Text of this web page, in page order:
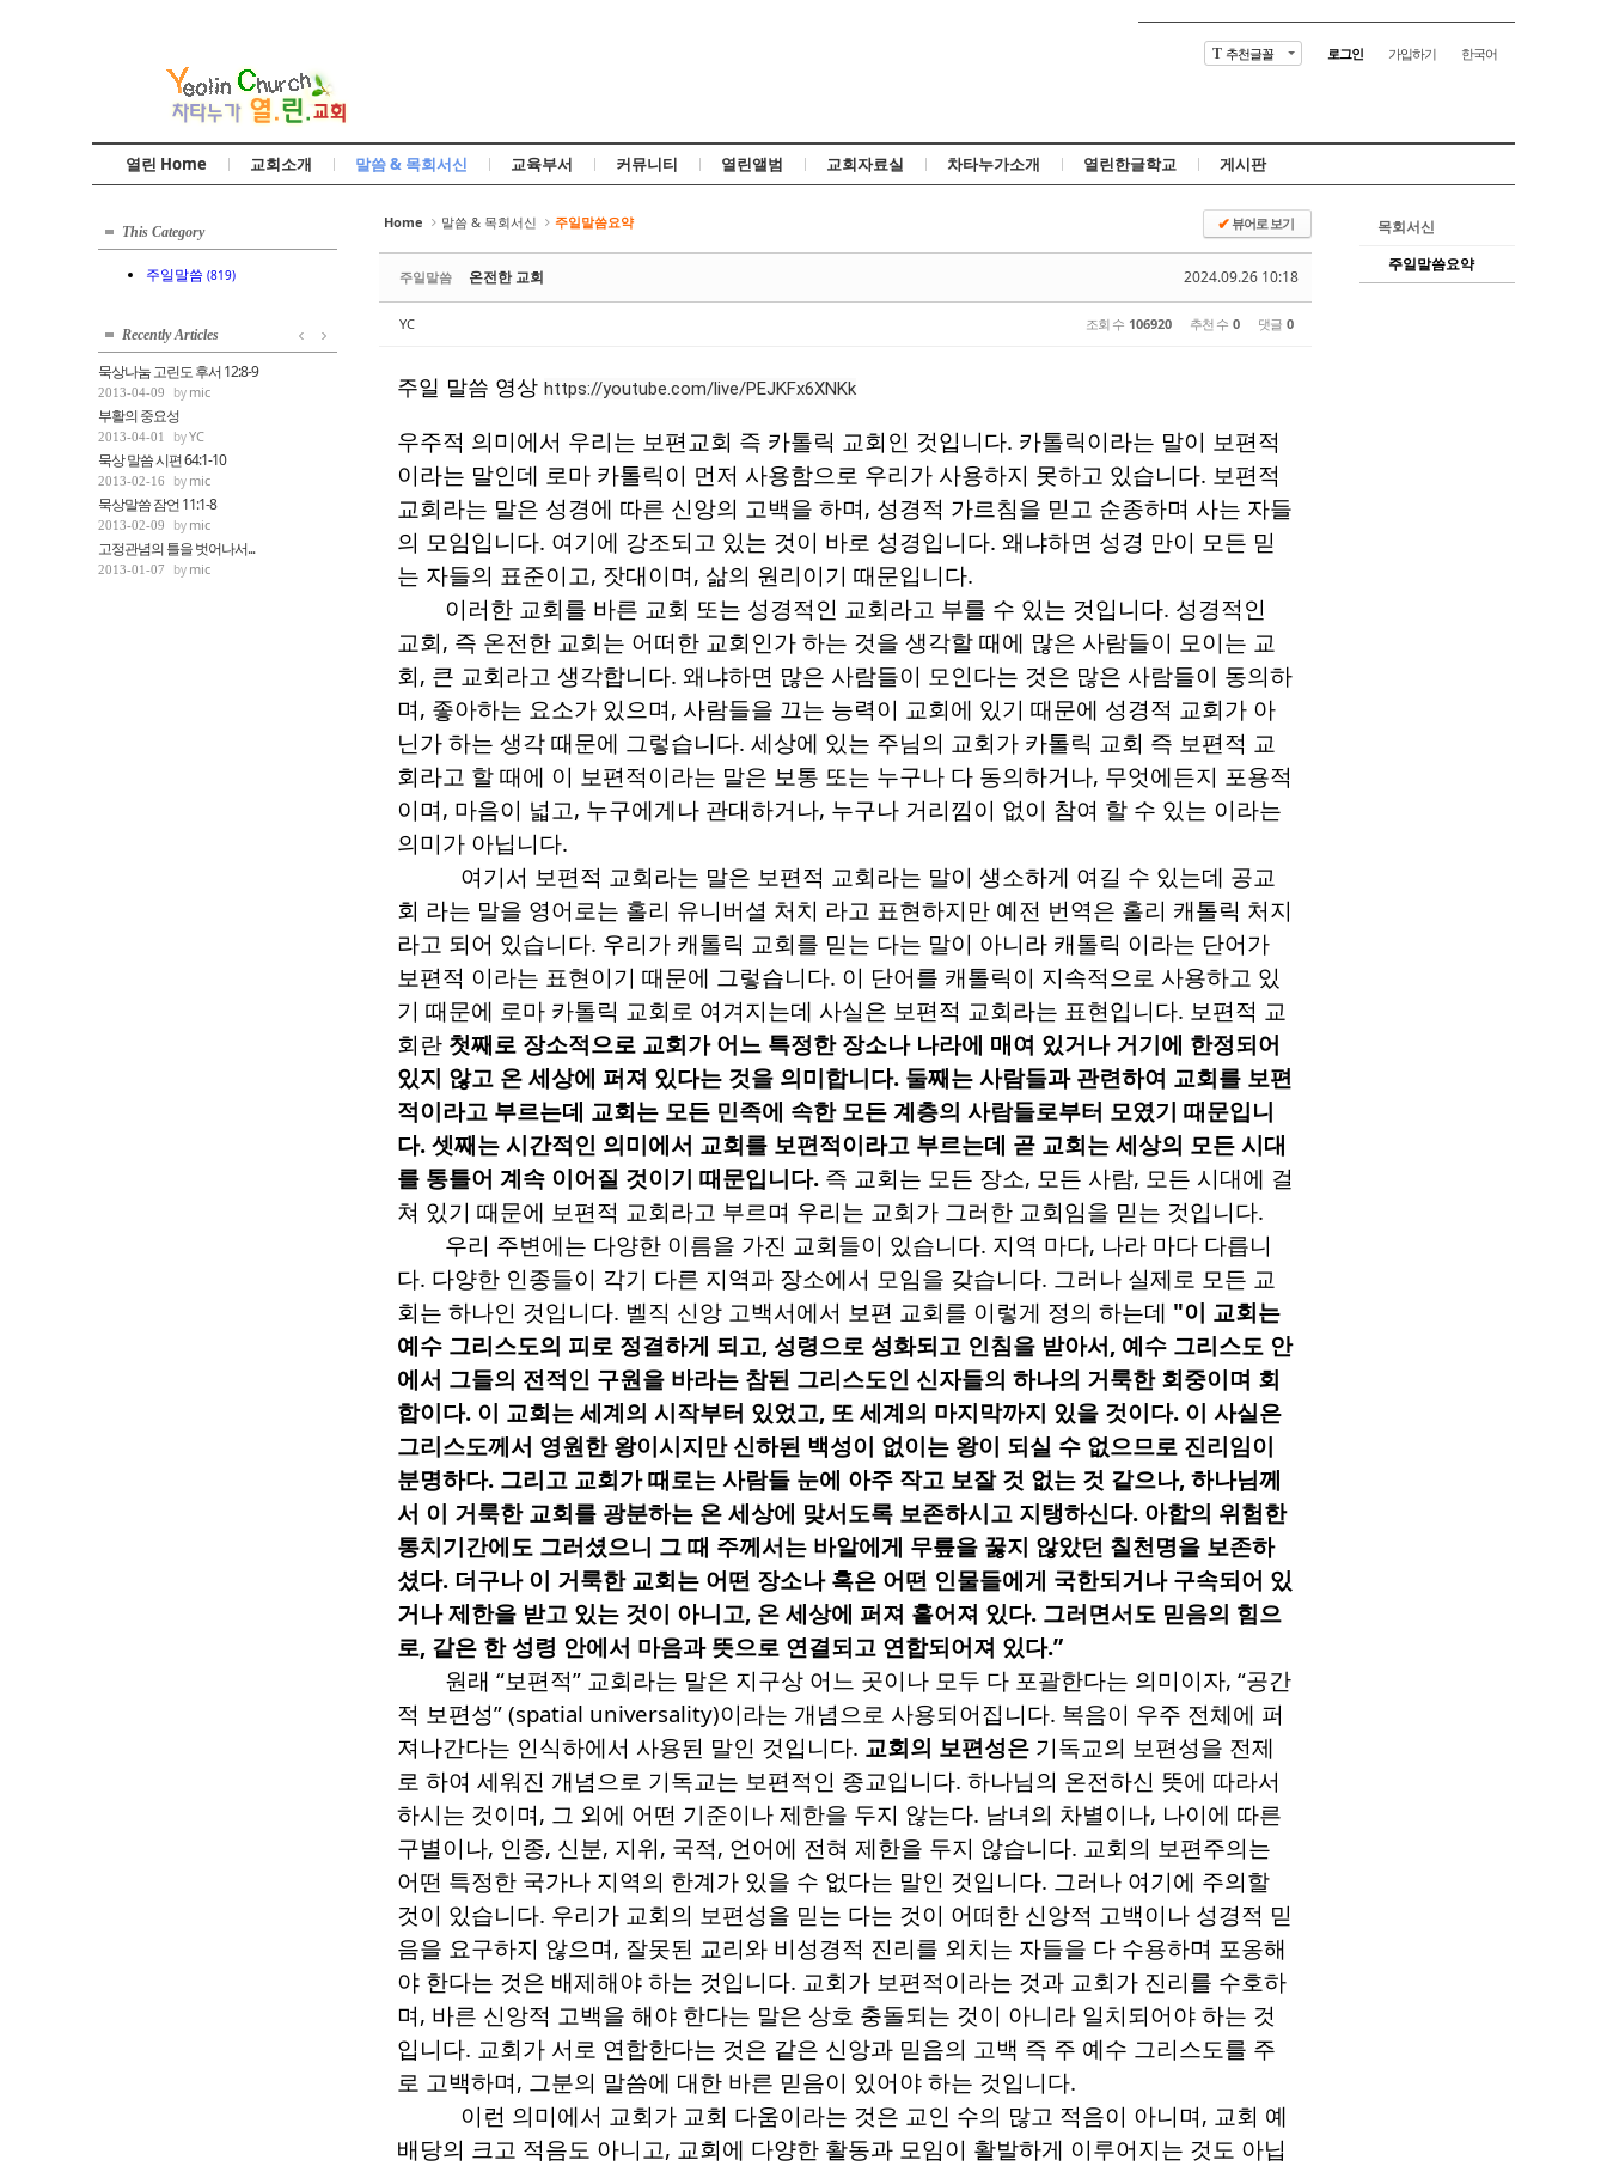
T 추천글꼴 로그인 가입하기 한국어
열린 Home 교회소개 말씀 & 목회서신 교육부서 커뮤니티 열린앨범 교회자료실 차타누가소개 열린한글학교 게시판
목회서신
주일말씀요약
Home 말씀 & 목회서신 주일말씀요약 ✔뷰어로 보기
주일말씀 2024.09.26 10:18
온전한 교회
YC 조회 수 106920 추천 수 0 댓글 0
주일 말씀 영상 https://youtube.com/live/PEJKFx6XNKk
우주적 의미에서 우리는 보편교회 즉 카톨릭 교회인 것입니다. 카톨릭이라는 말이 보편적
이라는 말인데 로마 카톨릭이 먼저 사용함으로 우리가 사용하지 못하고 있습니다. 보편적
교회라는 말은 성경에 따른 신앙의 고백을 하며, 성경적 가르침을 믿고 순종하며 사는 자들
의 모임입니다. 여기에 강조되고 있는 것이 바로 성경입니다. 왜냐하면 성경 만이 모든 믿
는 자들의 표준이고, 잣대이며, 삶의 원리이기 때문입니다.
이러한 교회를 바른 교회 또는 성경적인 교회라고 부를 수 있는 것입니다. 성경적인
교회, 즉 온전한 교회는 어떠한 교회인가 하는 것을 생각할 때에 많은 사람들이 모이는 교
회, 큰 교회라고 생각합니다. 왜냐하면 많은 사람들이 모인다는 것은 많은 사람들이 동의하
며, 좋아하는 요소가 있으며, 사람들을 끄는 능력이 교회에 있기 때문에 성경적 교회가 아
닌가 하는 생각 때문에 그렇습니다. 세상에 있는 주님의 교회가 카톨릭 교회 즉 보편적 교
회라고 할 때에 이 보편적이라는 말은 보통 또는 누구나 다 동의하거나, 무엇에든지 포용적
이며, 마음이 넓고, 누구에게나 관대하거나, 누구나 거리낌이 없이 참여 할 수 있는 이라는
의미가 아닙니다.
여기서 보편적 교회라는 말은 보편적 교회라는 말이 생소하게 여길 수 있는데 공교
회 라는 말을 영어로는 홀리 유니버셜 처치 라고 표현하지만 예전 번역은 홀리 캐톨릭 처지
라고 되어 있습니다. 우리가 캐톨릭 교회를 믿는 다는 말이 아니라 캐톨릭 이라는 단어가
보편적 이라는 표현이기 때문에 그렇습니다. 이 단어를 캐톨릭이 지속적으로 사용하고 있
기 때문에 로마 카톨릭 교회로 여겨지는데 사실은 보편적 교회라는 표현입니다. 보편적 교
회란 첫째로 장소적으로 교회가 어느 특정한 장소나 나라에 매여 있거나 거기에 한정되어
있지 않고 온 세상에 퍼져 있다는 것을 의미합니다. 둘째는 사람들과 관련하여 교회를 보편
적이라고 부르는데 교회는 모든 민족에 속한 모든 계층의 사람들로부터 모였기 때문입니
다. 셋째는 시간적인 의미에서 교회를 보편적이라고 부르는데 곧 교회는 세상의 모든 시대
를 통틀어 계속 이어질 것이기 때문입니다. 즉 교회는 모든 장소, 모든 사람, 모든 시대에 걸
쳐 있기 때문에 보편적 교회라고 부르며 우리는 교회가 그러한 교회임을 믿는 것입니다.
우리 주변에는 다양한 이름을 가진 교회들이 있습니다. 지역 마다, 나라 마다 다릅니
다. 다양한 인종들이 각기 다른 지역과 장소에서 모임을 갖습니다. 그러나 실제로 모든 교
회는 하나인 것입니다. 벨직 신앙 고백서에서 보편 교회를 이렇게 정의 하는데 "이 교회는
예수 그리스도의 피로 정결하게 되고, 성령으로 성화되고 인침을 받아서, 예수 그리스도 안
에서 그들의 전적인 구원을 바라는 참된 그리스도인 신자들의 하나의 거룩한 회중이며 회
합이다. 이 교회는 세계의 시작부터 있었고, 또 세계의 마지막까지 있을 것이다. 이 사실은
그리스도께서 영원한 왕이시지만 신하된 백성이 없이는 왕이 되실 수 없으므로 진리임이
분명하다. 그리고 교회가 때로는 사람들 눈에 아주 작고 보잘 것 없는 것 같으나, 하나님께
서 이 거룩한 교회를 광분하는 온 세상에 맞서도록 보존하시고 지탱하신다. 아합의 위험한
통치기간에도 그러셨으니 그 때 주께서는 바알에게 무릎을 꿇지 않았던 칠천명을 보존하
셨다. 더구나 이 거룩한 교회는 어떤 장소나 혹은 어떤 인물들에게 국한되거나 구속되어 있
거나 제한을 받고 있는 것이 아니고, 온 세상에 퍼져 흩어져 있다. 그러면서도 믿음의 힘으
로, 같은 한 성령 안에서 마음과 뜻으로 연결되고 연합되어져 있다.”
원래 “보편적” 교회라는 말은 지구상 어느 곳이나 모두 다 포괄한다는 의미이자, “공간
적 보편성” (spatial universality)이라는 개념으로 사용되어집니다. 복음이 우주 전체에 퍼
져나간다는 인식하에서 사용된 말인 것입니다. 교회의 보편성은 기독교의 보편성을 전제
로 하여 세워진 개념으로 기독교는 보편적인 종교입니다. 하나님의 온전하신 뜻에 따라서
하시는 것이며, 그 외에 어떤 기준이나 제한을 두지 않는다. 남녀의 차별이나, 나이에 따른
구별이나, 인종, 신분, 지위, 국적, 언어에 전혀 제한을 두지 않습니다. 교회의 보편주의는
어떤 특정한 국가나 지역의 한계가 있을 수 없다는 말인 것입니다. 그러나 여기에 주의할
것이 있습니다. 우리가 교회의 보편성을 믿는 다는 것이 어떠한 신앙적 고백이나 성경적 믿
음을 요구하지 않으며, 잘못된 교리와 비성경적 진리를 외치는 자들을 다 수용하며 포옹해
야 한다는 것은 배제해야 하는 것입니다. 교회가 보편적이라는 것과 교회가 진리를 수호하
며, 바른 신앙적 고백을 해야 한다는 말은 상호 충돌되는 것이 아니라 일치되어야 하는 것
입니다. 교회가 서로 연합한다는 것은 같은 신앙과 믿음의 고백 즉 주 예수 그리스도를 주
로 고백하며, 그분의 말씀에 대한 바른 믿음이 있어야 하는 것입니다.
이런 의미에서 교회가 교회 다움이라는 것은 교인 수의 많고 적음이 아니며, 교회 예
배당의 크고 적음도 아니고, 교회에 다양한 활동과 모임이 활발하게 이루어지는 것도 아닙
This Category
주일말씀 (819)
Recently Articles
묵상나눔 고린도 후서 12:8-9
2013-04-09 mic
부활의 중요성
2013-04-01 YC
묵상 말씀 시편 64:1-10
2013-02-16 mic
묵상말씀 잠언 11:1-8
2013-02-09 mic
고정관념의 틀을 벗어나서...
2013-01-07 mic
Sketchbook5, 스케치북5
Sketchbook5, 스케치북5